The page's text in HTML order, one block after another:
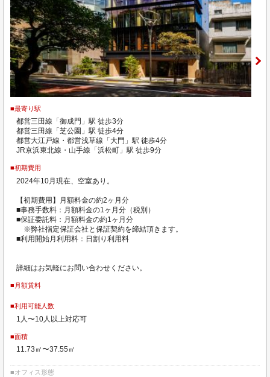
■最寄り駅
都営三田線「御成門」駅 徒歩3分
都営三田線「芝公園」駅 徒歩4分
都営大江戸線・都営浅草線「大門」駅 徒歩4分
JR京浜東北線・山手線「浜松町」駅 徒歩9分
■初期費用
2024年10月現在、空室あり。
【初期費用】月額料金の約2ヶ月分
■事務手数料：月額料金の1ヶ月分（税別）
■保証委託料：月額料金の約1ヶ月分
※弊社指定保証会社と保証契約を締結頂きます。
■利用開始月利用料：日割り利用料
詳細はお気軽にお問い合わせください。
■月額賃料
■利用可能人数
1人〜10人以上対応可
■面積
11.73㎡〜37.55㎡
■オフィス形態